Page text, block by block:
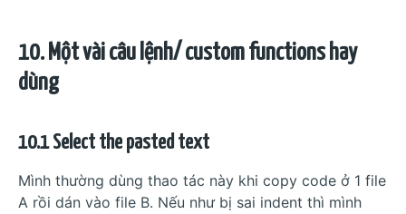
10. Một vài câu lệnh/ custom functions hay
dùng
10.1 Select the pasted text
Mình thường dùng thao tác này khi copy code ở 1 file
A rồi dán vào file B. Nếu như bị sai indent thì mình